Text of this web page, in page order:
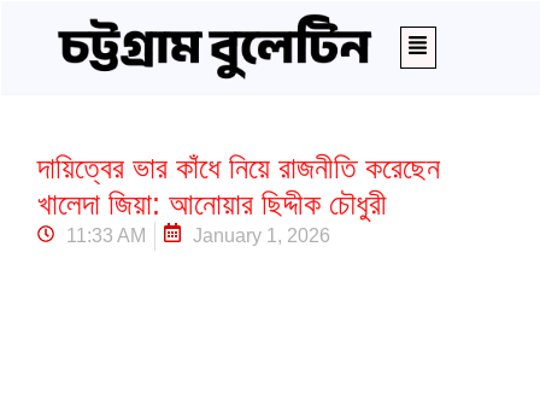
দায়িত্বের ভার কাঁধে নিয়ে রাজনীতি করেছেন
খালেদা জিয়া: আনোয়ার ছিদ্দীক চৌধুরী
11:33 AM January 1, 2026